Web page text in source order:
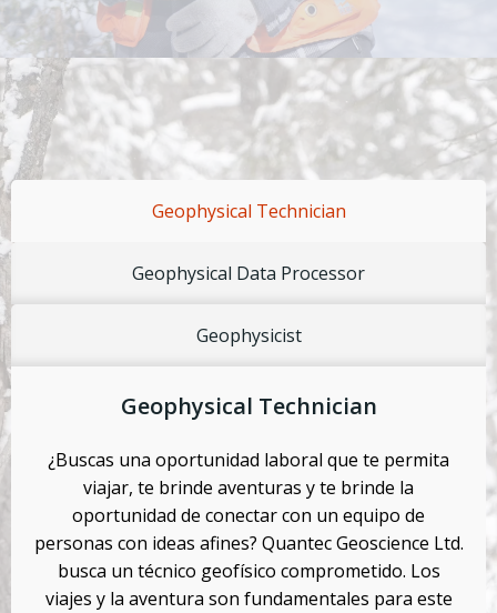
Geophysical Technician
Geophysical Data Processor
Geophysicist
Geophysical Technician
¿Buscas una oportunidad laboral que te permita
viajar, te brinde aventuras y te brinde la
oportunidad de conectar con un equipo de
personas con ideas afines? Quantec Geoscience Ltd.
busca un técnico geofísico comprometido. Los
viajes y la aventura son fundamentales para este